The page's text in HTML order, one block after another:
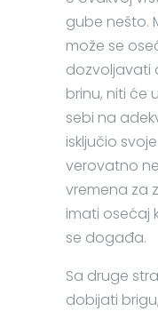
gube nešto.
može se
dozvoljavati
brinu, niti će
sebi na
isključio
verovatno
vremena za
imati osećaj
se događa.
Sa druge
dobijati